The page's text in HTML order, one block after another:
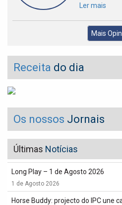
Ler mais
Mais
Receita do dia
Os nossos Jornais
Últimas Notícias
Long Play – 1 de Agosto 2026
1 de Agosto 2026
Horse Buddy: projecto do IPC une